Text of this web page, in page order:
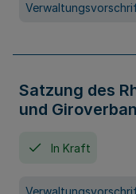
Satzung des
und
In Kraft